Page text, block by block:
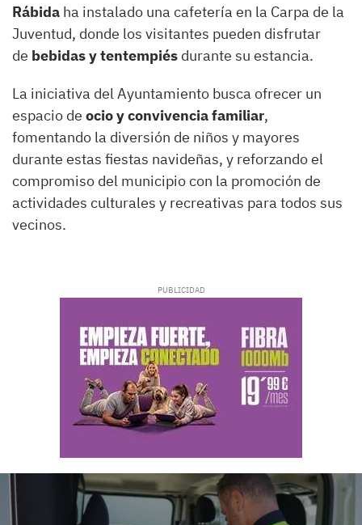
Rábida ha instalado una cafetería en la Carpa de la
Juventud, donde los visitantes pueden disfrutar
de bebidas y tentempiés durante su estancia.
La iniciativa del Ayuntamiento busca ofrecer un
espacio de ocio y convivencia familiar,
fomentando la diversión de niños y mayores
durante estas fiestas navideñas, y reforzando el
compromiso del municipio con la promoción de
actividades culturales y recreativas para todos sus
vecinos.